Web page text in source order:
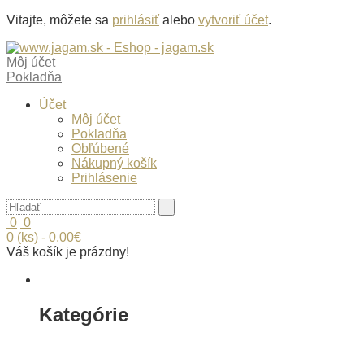
Vitajte, môžete sa prihlásiť alebo vytvoriť účet.
Môj účet
Pokladňa
Účet
Môj účet
Pokladňa
Obľúbené
Nákupný košík
Prihlásenie
0 0
0 (ks) - 0,00€
Váš košík je prázdny!
Kategórie